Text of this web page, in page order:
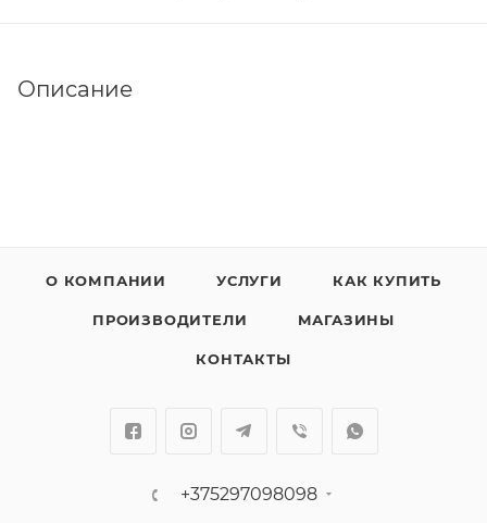
Описание
О КОМПАНИИ УСЛУГИ КАК КУПИТЬ
ПРОИЗВОДИТЕЛИ МАГАЗИНЫ
КОНТАКТЫ
+375297098098